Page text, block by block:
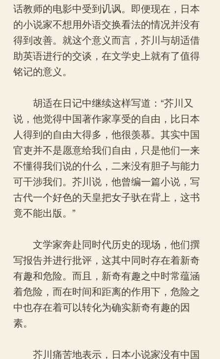
话教师的电影中受到讥讽。即便现在，日本
的小说家不想用外语交换看法的情况并没有
得到改善。就这个意义而言，芥川与胡适借
助英语进行的交谈，在文学史上就有了值得
铭记的意义。
胡适在日记中继续这样写道：“芥川又
说，他觉得中国著作家享受的自由，比日本
人得到的自由大得多，他很羡慕。其实中国
官吏并不是愿意给我们自由，只是他们一来
不懂得我们说的什么，二来没有胆子与能力
可干涉我们。芥川说，他曾编一篇小说，写
古代一个好色的天皇把女子驮在背上，这书
竟不能出版。”
文学家奔赴同时代历史的现场，他们撰
写报告并进行批评，这其中同时存在着新奇
有趣和危险。而且，新奇有趣之中时常蕴涵
着危险，而在时间和距离的作用下，危险之
中也存在着可以转化为确实新奇有趣的因
素。
芥川痛苦地表示，日本小说家没有中国